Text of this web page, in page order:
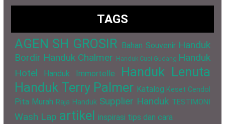
TAGS
AGEN SH GROSIR Bahan Souvenir Handuk
Bordir Handuk Chalmer Handuk Cuci Gudang Handuk
Hotel
Handuk Immortelle
Handuk Lenuta
Handuk Terry Palmer Katalog Keset Cendol
Pita Murah Raja Handuk Supplier Handuk TESTIMONI
Wash Lap artikel inspirasi tips dan cara